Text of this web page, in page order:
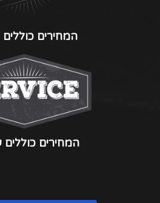
המחירים
המחירים כוללים